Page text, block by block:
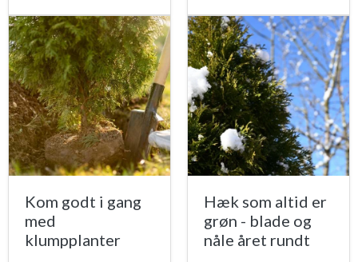
Kom godt i gang
med
klumpplanter
Hæk som altid er
grøn - blade og
nåle året rundt